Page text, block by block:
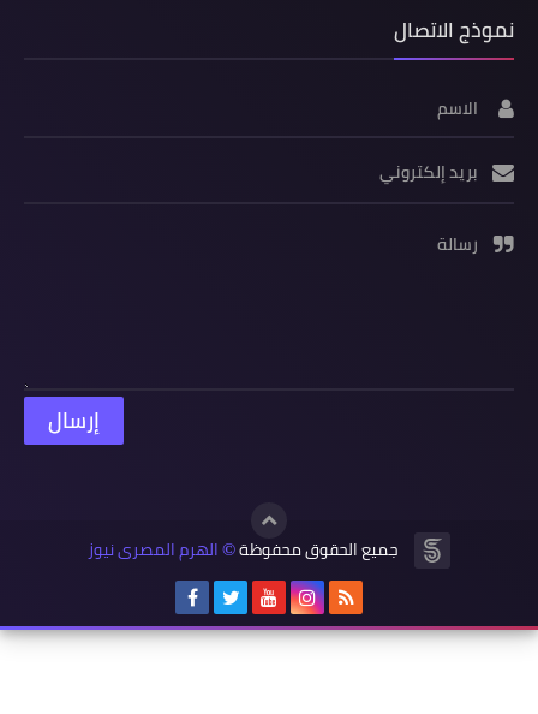
نموذج الاتصال
الاسم
بريد إلكتروني
رسالة
جميع الحقوق محفوظة© الهرم المصرى نيوز